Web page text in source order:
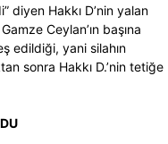
diyen Hakkı D’nin yalan
Ceylan’ın başına
edildiği, yani silahın
sonra Hakkı D.’nin tetiğe